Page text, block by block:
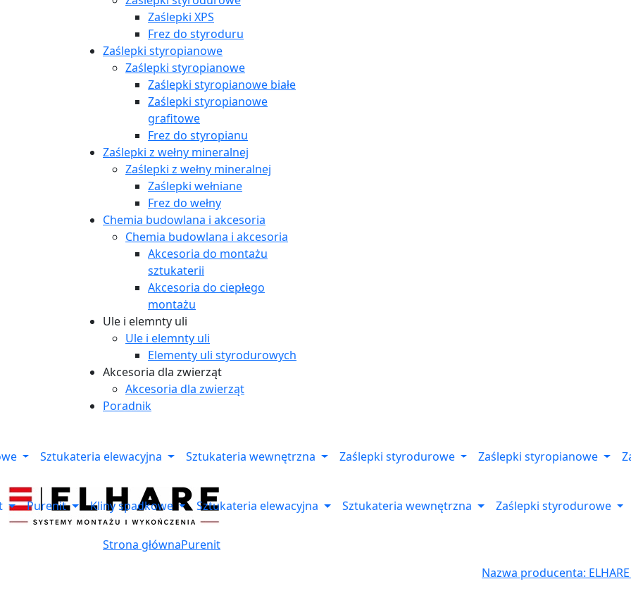
Zaślepki XPS
Frez do styroduru
Zaślepki styropianowe
Zaślepki styropianowe
Zaślepki styropianowe białe
Zaślepki styropianowe
grafitowe
Frez do styropianu
Zaślepki z wełny mineralnej
Zaślepki z wełny mineralnej
Zaślepki wełniane
Frez do wełny
Chemia budowlana i akcesoria
Chemia budowlana i akcesoria
Akcesoria do montażu
sztukaterii
Akcesoria do ciepłego
montażu
Ule i elemnty uli
Ule i elemnty uli
Elementy uli styrodurowych
Akcesoria dla zwierząt
Akcesoria dla zwierząt
Poradnik
Sztukateria elewacyjna Sztukateria wewnętrzna Zaślepki styrodurowe Zaślepki styropianowe
Purenit Kliny spadkowe Sztukateria elewacyjna Sztukateria wewnętrzna Zaślepki styrodurowe
Strona głównaPurenit
Nazwa producenta: ELHARE